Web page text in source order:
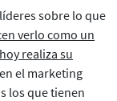
sobre lo que
verlo como un
realiza su
el marketing
los que tienen